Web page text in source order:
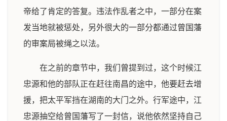
帝给了肯定的答复。违法作乱者之中，一部分在案
发当地就被惩处，另外很大的一部分都通过曾国藩
的审案局被绳之以法。
在之前的章节中，我们曾提到过，这个时候江
忠源和他的部队正在赶往南昌的途中，他要赶去增
援，把太平军挡在湖南的大门之外。行军途中，江
忠源抽空给曾国藩写了一封信，说他依然坚持自己